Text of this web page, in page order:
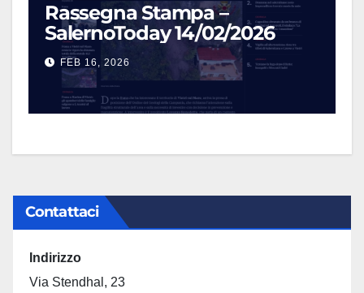
Rassegna Stampa –
SalernoToday 14/02/2026
FEB 16, 2026
Contattaci
Indirizzo
Via Stendhal, 23